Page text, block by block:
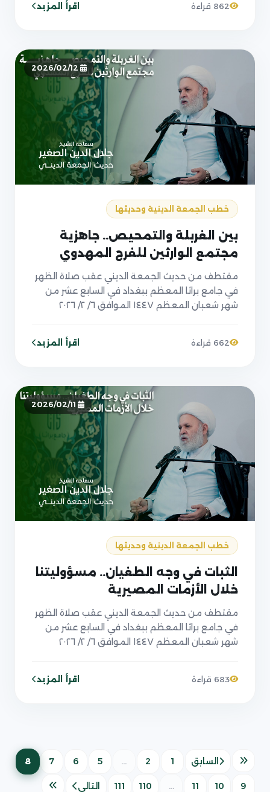
862 قراءة اقرأ المزيد
خطب الجمعة الدينية وحديثها
بين الغربلة والتمحيص.. جاهزية
مجتمع الوارثين للفرج المهدوي
مقتطف من حديث الجمعة الديني عقب صلاة الظهر
في جامع براثا المعظم ببغداد في السابع عشر من
شهر شعبان المعظم ١٤٤٧ الموافق ٦/ ٢/ ٢٠٢٦
662 قراءة اقرأ المزيد
خطب الجمعة الدينية وحديثها
الثبات في وجه الطغيان.. مسؤوليتنا
خلال الأزمات المصيرية
مقتطف من حديث الجمعة الديني عقب صلاة الظهر
في جامع براثا المعظم ببغداد في السابع عشر من
شهر شعبان المعظم ١٤٤٧ الموافق ٦/ ٢/ ٢٠٢٦
683 قراءة اقرأ المزيد
السابق 1
2
...
5
6
7
8
9
10
11
...
110
111 التالي